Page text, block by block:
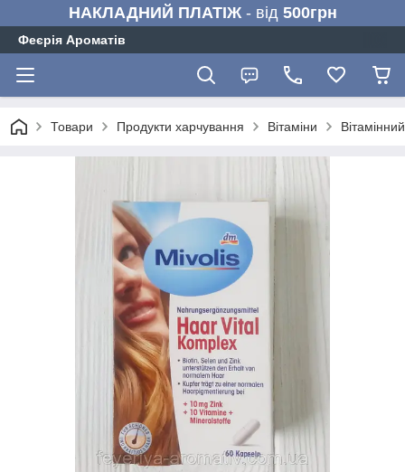
НАКЛАДНИЙ ПЛАТІЖ- від 500грн
Феєрія Ароматів
Товари Продукти харчування Вітаміни